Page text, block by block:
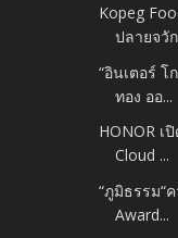
Kopeg
ปลายจวัก
“อินเตอร์
ทอง ออ...
HONOR เ
Cloud ...
“ภูมิธรรม“
Award...